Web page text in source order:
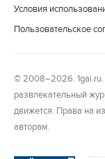
Условия
Пользовательское
© 2008–2026.
развлекательный
движется. Права на
авторам.